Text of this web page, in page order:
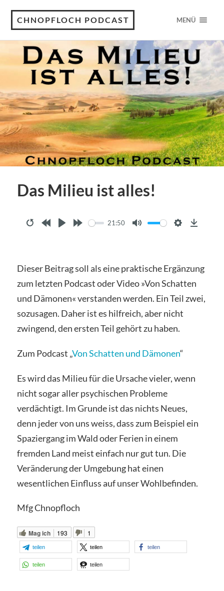
CHNOPFLOCH PODCAST MENÜ
Das Milieu ist alles!
21:50
Dieser Beitrag soll als eine praktische Ergänzung
zum letzten Podcast oder Video »Von Schatten
und Dämonen« verstanden werden. Ein Teil zwei,
sozusagen. Daher ist es hilfreich, aber nicht
zwingend, den ersten Teil gehört zu haben.
Zum Podcast „Von Schatten und Dämonen“
Es wird das Milieu für die Ursache vieler, wenn
nicht sogar aller psychischen Probleme
verdächtigt. Im Grunde ist das nichts Neues,
denn jeder von uns weiss, dass zum Beispiel ein
Spaziergang im Wald oder Ferien in einem
fremden Land meist einfach nur gut tun. Die
Veränderung der Umgebung hat einen
wesentlichen Einfluss auf unser Wohlbefinden.
Mfg Chnopfloch
Mag ich 193 1
teilen teilen teilen
teilen teilen